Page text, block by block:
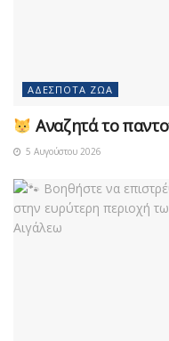
ΑΔΈΣΠΟΤΑ ΖΏΑ
Αναζητά το
5 Αυγούστου 2026